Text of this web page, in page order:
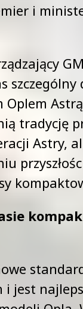
i
Oplem
tradycję
Astry,
jest